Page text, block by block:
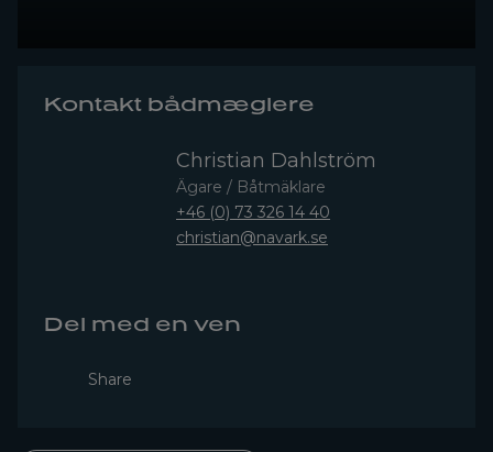
Kontakt bådmæglere
Christian Dahlström
Ägare / Båtmäklare
+46 (0) 73 326 14 40
christian@navark.se
Del med en ven
Share